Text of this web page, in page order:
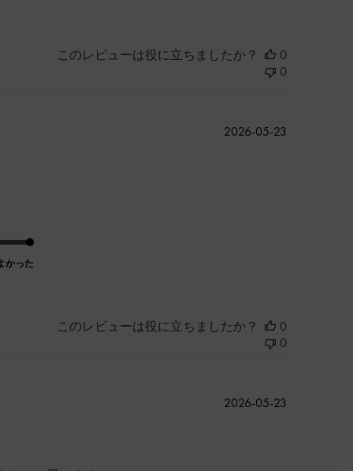
このレビューは役に立ちましたか？
0
0
かった
公
2026-05-23
このレビューは役に立ちましたか？
0
0
公
2026-05-23